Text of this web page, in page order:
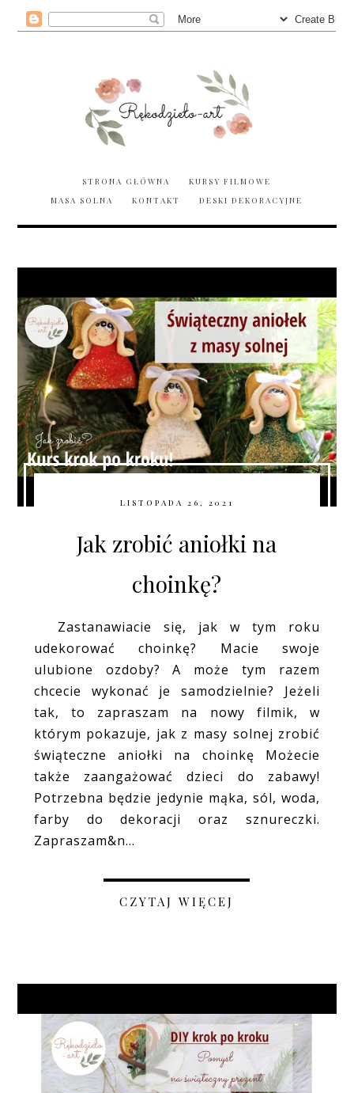
STRONA GŁÓWNA
KURSY FILMOWE
MASA SOLNA
KONTAKT DESKI DEKORACYJNE
LISTOPADA 26, 2021
Jak zrobić aniołki na
choinkę?
Zastanawiacie się, jak w tym roku
udekorować choinkę? Macie swoje
ulubione ozdoby? A może tym razem
chcecie wykonać je samodzielnie? Jeżeli
tak, to zapraszam na nowy filmik, w
którym pokazuje, jak z masy solnej zrobić
świąteczne aniołki na choinkę Możecie
także zaangażować dzieci do zabawy!
Potrzebna będzie jedynie mąka, sól, woda,
farby do dekoracji oraz sznureczki.
Zapraszam&n...
CZYTAJ WIĘCEJ